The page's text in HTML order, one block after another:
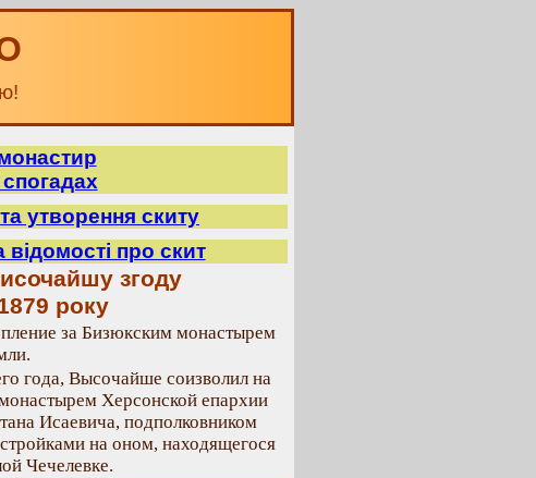
утворення скиту
відомості про скит
згоду
року
за Бизюкским монастырем
года, Высочайше соизволил на
Херсонской епархии
Исаевича, подполковником
на оном, находящегося
Чечелевке.